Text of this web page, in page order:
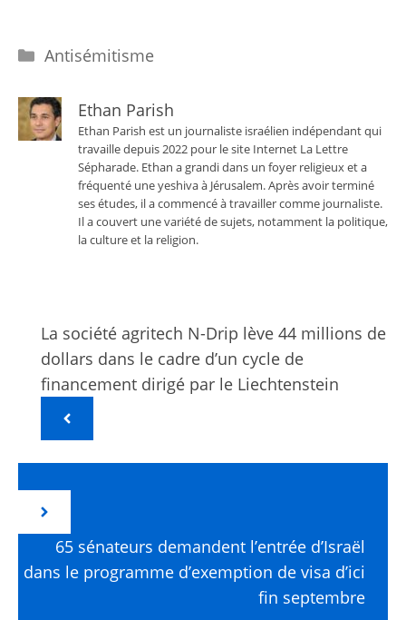
Catégories
Antisémitisme
Ethan Parish
Ethan Parish est un journaliste israélien indépendant qui
travaille depuis 2022 pour le site Internet La Lettre
Sépharade. Ethan a grandi dans un foyer religieux et a
fréquenté une yeshiva à Jérusalem. Après avoir terminé
ses études, il a commencé à travailler comme journaliste.
Il a couvert une variété de sujets, notamment la politique,
la culture et la religion.
La société agritech N-Drip lève 44 millions de
dollars dans le cadre d’un cycle de
financement dirigé par le Liechtenstein
65 sénateurs demandent l’entrée d’Israël
dans le programme d’exemption de visa d’ici
fin septembre